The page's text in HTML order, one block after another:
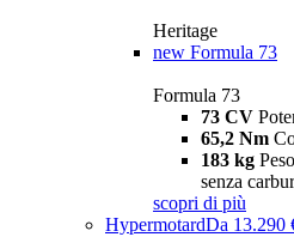
Heritage
new Formula 73
Formula 73
73 CV
65,2 Nm
183 kg
senza
scopri di più
HypermotardDa 13.290